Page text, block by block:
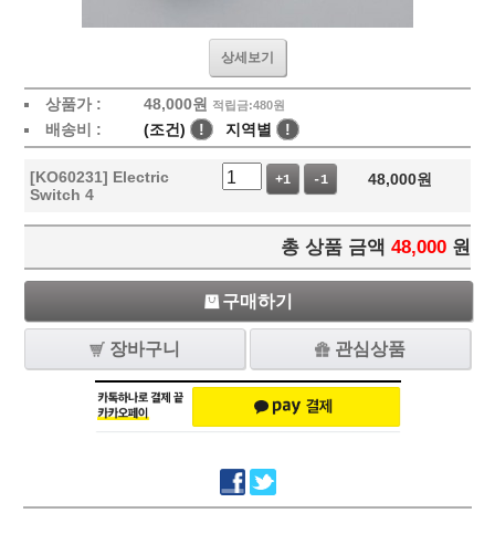
상세보기
상품가 : 48,000원 적립금:480원
배송비 : (조건) ! 지역별 !
[KO60231] Electric
Switch 4
+1 -1 48,000원
총 상품 금액 48,000 원
구매하기
장바구니 관심상품